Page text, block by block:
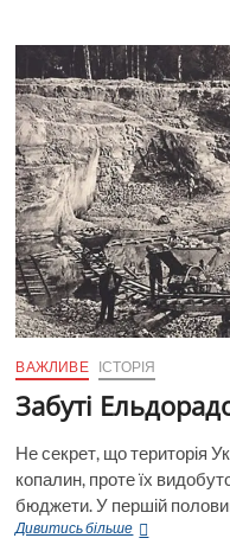
сенси:
чому
історія
України
–
це
поле
гібридної
війни
за
майбутнє?
Частина
1
ВАЖЛИВЕ ІСТОРІЯ
Забуті
Не секрет, що територія
копалин, проте їх
бюджети. У першій
Дивитись більшеЗабуті